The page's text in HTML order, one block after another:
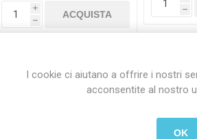
i
h
h
I cookie ci aiutano a offrire i nostri
acconsentite al nostro
OK